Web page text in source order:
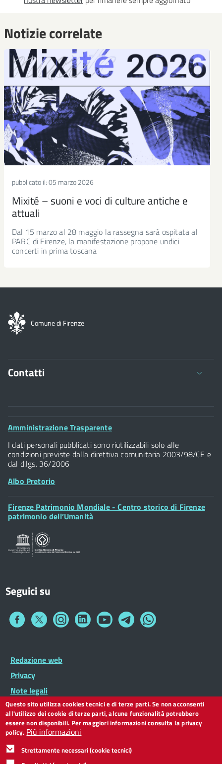
Notizie correlate
pubblicato il:05 marzo 2026
Mixité – suoni e voci di culture antiche e
attuali
Dal 15 marzo al 28 maggio la rassegna sarà ospitata al
PARC di Firenze, la manifestazione propone undici
concerti in prima toscana
Comune di Firenze
Contatti
Comune di Firenze
Palazzo Vecchio
Piazza della Signoria - 50122, Firenze
P.IVA 01307110484
Posta Elettronica Certificata
Footer
Amministrazione Trasparente
I dati personali pubblicati sono riutilizzabili solo alle
condizioni previste dalla direttiva comunitaria 2003/98/CE e
dal d.lgs. 36/2006
Albo Pretorio
Footer
Widget
Firenze Patrimonio Mondiale - Centro storico di Firenze
patrimonio dell’Umanità
Seguici su
Collegamento
Collegamento
a
Collegamento
a
Collegamento
a
Collegamento
a
Collegamento
a
Collegamento
a
Footer
Widget
Footer
menu
Redazione web
Privacy
Note legali
Dichiarazione di accessibilità
CC BY 3.0 IT
Questo sito utilizza cookies tecnici e di terze parti. Se non acconsenti
all'utilizzo dei cookie di terze parti, alcune funzionalità potrebbero
essere non disponibili. Per maggiori informazioni consulta la privacy
policy. Più informazioni
Strettamente necessari (cookie tecnici)